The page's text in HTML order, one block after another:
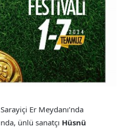
Er Meydanı’nda
ünlü sanatçı Hüsnü